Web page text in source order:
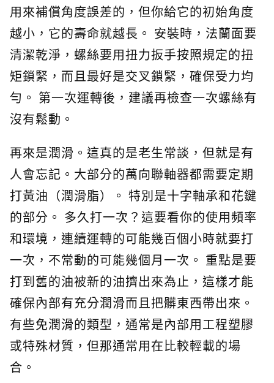
用來補償角度誤差的，但你給它的初始角度
越小，它的壽命就越長。 安裝時，法蘭面要
清潔乾淨，螺絲要用扭力扳手按照規定的扭
矩鎖緊，而且最好是交叉鎖緊，確保受力均
勻。 第一次運轉後，建議再檢查一次螺絲有
沒有鬆動。
再來是潤滑。這真的是老生常談，但就是有
人會忘記。大部分的萬向聯軸器都需要定期
打黃油（潤滑脂）。 特別是十字軸承和花鍵
的部分。 多久打一次？這要看你的使用頻率
和環境，連續運轉的可能幾百個小時就要打
一次，不常動的可能幾個月一次。 重點是要
打到舊的油被新的油擠出來為止，這樣才能
確保內部有充分潤滑而且把髒東西帶出來。
有些免潤滑的類型，通常是內部用工程塑膠
或特殊材質，但那通常用在比較輕載的場
合。